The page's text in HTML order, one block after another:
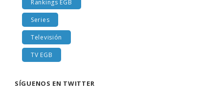
Rankings EGB
Series
Televisión
TV EGB